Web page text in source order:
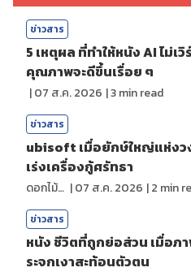
ข่าวสาร
5 เหตุผล ที่ทำให้หนัง AI ไม่เ
คุณภาพจะดีขึ้นเรื่อย ๆ
|07 ส.ค. 2026 |3min read
ข่าวสาร
ubisoft เมื่อยักษ์ใหญ่แห่งว
เร่งเครื่องกู้ศรัทธา
ดอกไม้กับสายน้ำ |07 ส.ค. 2026 |2 min
ข่าวสาร
หนัง ชีวิตที่ถูกย่อส่วน เมื่อภ
ระจกเงาสะท้อนตัวตน